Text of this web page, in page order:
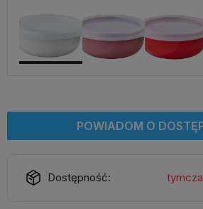
POWIADOM O
Dostępność: